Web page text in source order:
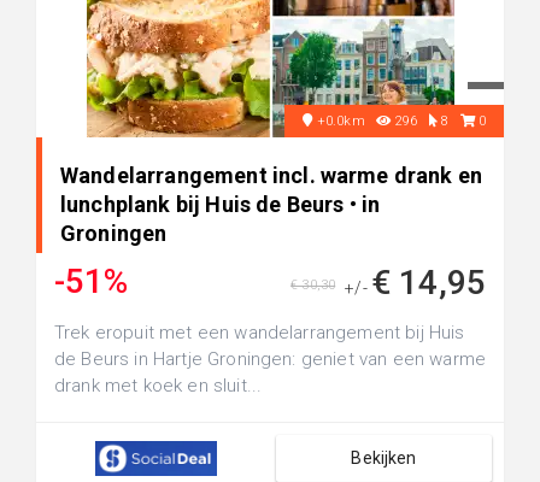
+0.0km 296 8 0
Wandelarrangement incl. warme drank en
lunchplank bij Huis de Beurs • in
Groningen
-51% +/- € 14,95
€ 30,30
Trek eropuit met een wandelarrangement bij Huis
de Beurs in Hartje Groningen: geniet van een warme
drank met koek en sluit...
Bekijken